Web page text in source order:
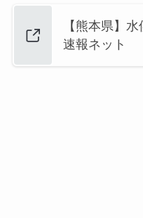
【熊本県】
速報ネット